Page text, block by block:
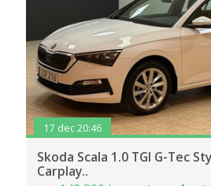
17 dec 20:46
Skoda Scala 1.0 TGI G-Tec
Carplay..